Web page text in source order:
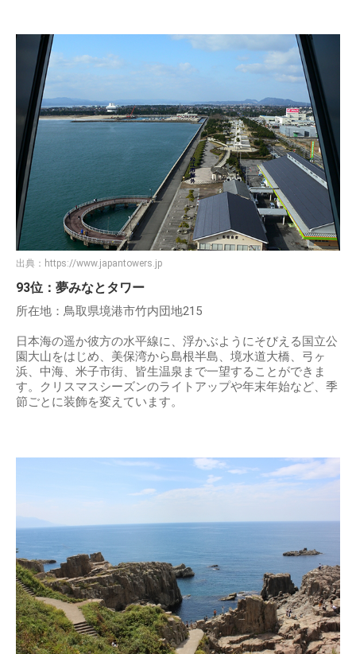
出典： https://www.japantowers.jp
93位：夢みなとタワー
所在地：鳥取県境港市竹内団地215
日本海の遥か彼方の水平線に、浮かぶようにそびえる国立公
園大山をはじめ、美保湾から島根半島、境水道大橋、弓ヶ
浜、中海、米子市街、皆生温泉まで一望することができま
す。クリスマスシーズンのライトアップや年末年始など、季
節ごとに装飾を変えています。